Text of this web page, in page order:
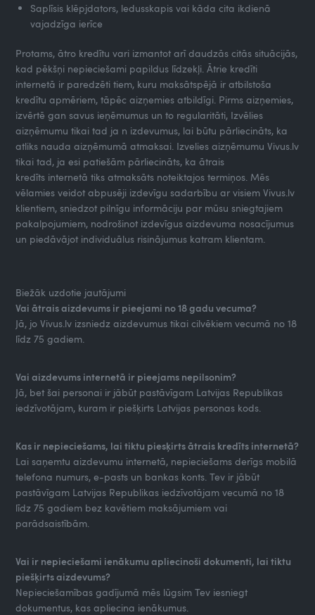
Saplīsis klēpjdators, ledusskapis vai kāda cita ikdienā
vajadzīga ierīce
Protams, ātro kredītu vari izmantot arī daudzās citās situācijās,
kad pēkšņi nepieciešami papildus līdzekļi. Ātrie kredīti
internetā ir paredzēti tiem, kuru maksātspējā ir atbilstoša
kredītu apmēriem, tāpēc aizņemies atbildīgi. Pirms aizņemies,
izvērtē gan savus ieņēmumus un to regularitāti, Izvēlies
aizņēmumu tikai tad ja n izdevumus, lai būtu pārliecināts, ka
atliks nauda aizņēmumā atmaksai. Izvelies aizņēmumu Vivus.lv
tikai tad, ja esi patiešām pārliecināts, ka ātrais
kredīts internetā tiks atmaksāts noteiktajos termiņos. Mēs
vēlamies veidot abpusēji izdevīgu sadarbību ar visiem Vivus.lv
klientiem, sniedzot pilnīgu informāciju par mūsu sniegtajiem
pakalpojumiem, nodrošinot izdevīgus aizdevuma nosacījumus
un piedāvājot individuālus risinājumus katram klientam.
Biežāk uzdotie jautājumi
Vai ātrais aizdevums ir pieejami no 18 gadu vecuma?
Jā, jo Vivus.lv izsniedz aizdevumus tikai cilvēkiem vecumā no 18
līdz 75 gadiem.
Vai aizdevums internetā ir pieejams nepilsonim?
Jā, bet šai personai ir jābūt pastāvīgam Latvijas Republikas
iedzīvotājam, kuram ir piešķirts Latvijas personas kods.
Kas ir nepieciešams, lai tiktu piesķirts ātrais kredīts internetā?
Lai saņemtu aizdevumu internetā, nepieciešams derīgs mobilā
telefona numurs, e-pasts un bankas konts. Tev ir jābūt
pastāvīgam Latvijas Republikas iedzīvotājam vecumā no 18
līdz 75 gadiem bez kavētiem maksājumiem vai
parādsaistībām.
Vai ir nepieciešami ienākumu apliecinoši dokumenti, lai tiktu
piešķirts aizdevums?
Nepieciešamības gadījumā mēs lūgsim Tev iesniegt
dokumentus, kas apliecina ienākumus.